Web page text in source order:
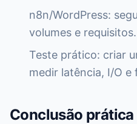
n8n/WordPress:
volumes e requisitos.
Teste prático: criar
medir latência, I/O e
Conclusão prática